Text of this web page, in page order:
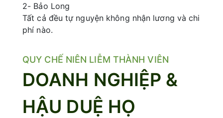
2- Bảo Long
Tất cả đều tự nguyện không nhận lương và chi
phí nào.
QUY CHẾ NIÊN LIỄM THÀNH VIÊN
DOANH NGHIỆP &
HẬU DUỆ HỌ